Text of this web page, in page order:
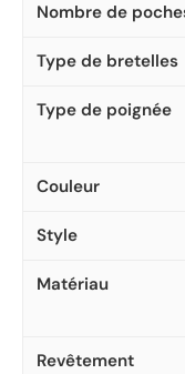
Nombre de
Type de bretelles
Type de poignée
Couleur
Style
Matériau
Revêtement